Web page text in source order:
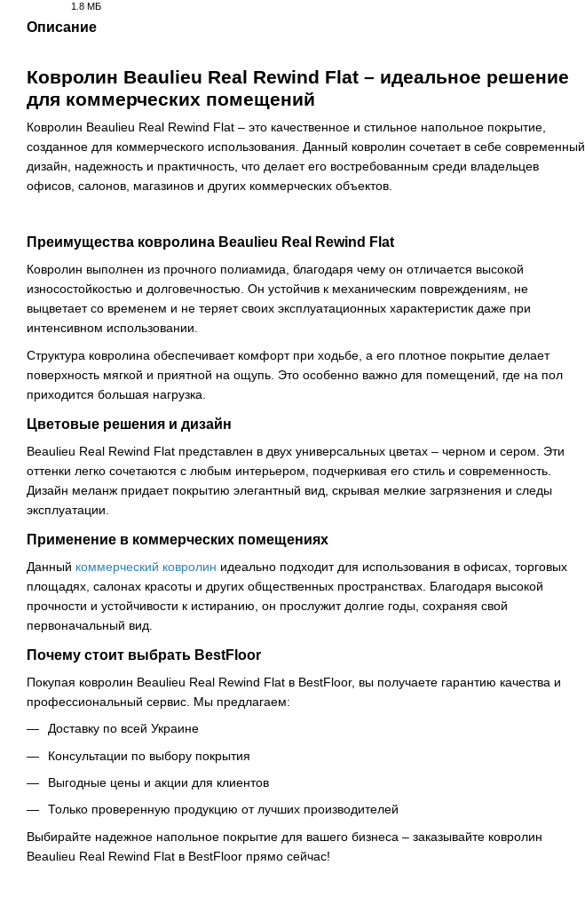
1.8 МБ
Описание
Ковролин Beaulieu Real Rewind Flat – идеальное решение
для коммерческих помещений
Ковролин Beaulieu Real Rewind Flat – это качественное и стильное напольное покрытие,
созданное для коммерческого использования. Данный ковролин сочетает в себе современный
дизайн, надежность и практичность, что делает его востребованным среди владельцев
офисов, салонов, магазинов и других коммерческих объектов.
Преимущества ковролина Beaulieu Real Rewind Flat
Ковролин выполнен из прочного полиамида, благодаря чему он отличается высокой
износостойкостью и долговечностью. Он устойчив к механическим повреждениям, не
выцветает со временем и не теряет своих эксплуатационных характеристик даже при
интенсивном использовании.
Структура ковролина обеспечивает комфорт при ходьбе, а его плотное покрытие делает
поверхность мягкой и приятной на ощупь. Это особенно важно для помещений, где на пол
приходится большая нагрузка.
Цветовые решения и дизайн
Beaulieu Real Rewind Flat представлен в двух универсальных цветах – черном и сером. Эти
оттенки легко сочетаются с любым интерьером, подчеркивая его стиль и современность.
Дизайн меланж придает покрытию элегантный вид, скрывая мелкие загрязнения и следы
эксплуатации.
Применение в коммерческих помещениях
Данный коммерческий ковролин идеально подходит для использования в офисах, торговых
площадях, салонах красоты и других общественных пространствах. Благодаря высокой
прочности и устойчивости к истиранию, он прослужит долгие годы, сохраняя свой
первоначальный вид.
Почему стоит выбрать BestFloor
Покупая ковролин Beaulieu Real Rewind Flat в BestFloor, вы получаете гарантию качества и
профессиональный сервис. Мы предлагаем:
Доставку по всей Украине
Консультации по выбору покрытия
Выгодные цены и акции для клиентов
Только проверенную продукцию от лучших производителей
Выбирайте надежное напольное покрытие для вашего бизнеса – заказывайте ковролин
Beaulieu Real Rewind Flat в BestFloor прямо сейчас!